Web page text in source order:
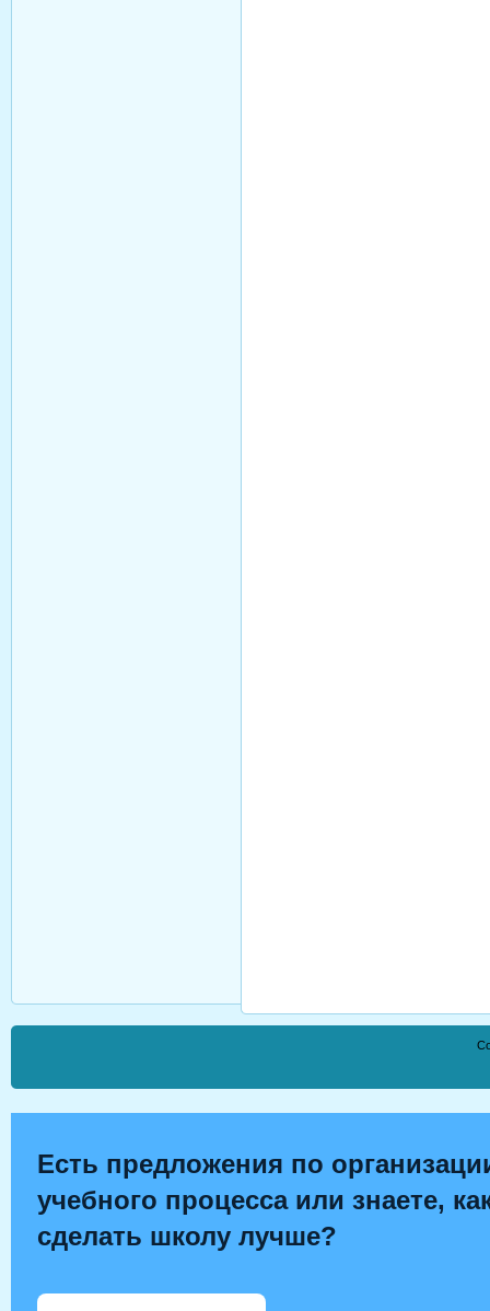
Есть предложения по
учебного процесса или знаете,
сделать школу лучше?